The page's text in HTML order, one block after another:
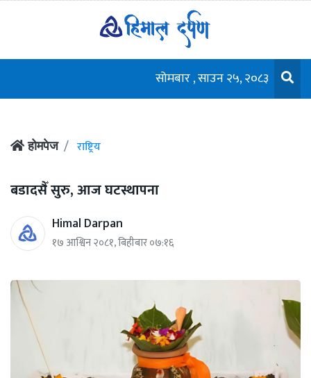
सोमबार , साउन २५, २०८३
होमपेज राष्ट्रिय
बडादसैँ सुरु, आज घटस्थापना
Himal Darpan
१७ आश्विन २०८१, बिहीबार ०७:१६